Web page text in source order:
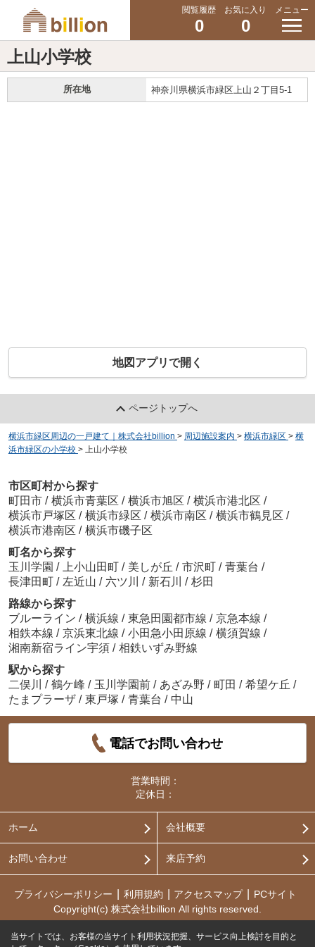
閲覧履歴
0
お気に入り
0
メニュー
上山小学校
所在地 神奈川県横浜市緑区上山２丁目5-1
地図アプリで開く
ページトップへ
横浜市緑区周辺の一戸建て｜株式会社billion > 周辺施設案内 > 横浜市緑区 > 横
浜市緑区の小学校 > 上山小学校
市区町村から探す
町田市 / 横浜市青葉区 / 横浜市旭区 / 横浜市港北区 /
横浜市戸塚区 / 横浜市緑区 / 横浜市南区 / 横浜市鶴見区 /
横浜市港南区 / 横浜市磯子区
町名から探す
玉川学園 / 上小山田町 / 美しが丘 / 市沢町 / 青葉台 /
長津田町 / 左近山 / 六ツ川 / 新石川 / 杉田
路線から探す
ブルーライン / 横浜線 / 東急田園都市線 / 京急本線 /
相鉄本線 / 京浜東北線 / 小田急小田原線 / 横須賀線 /
湘南新宿ライン宇須 / 相鉄いずみ野線
駅から探す
二俣川
/ 鶴ケ峰 / 玉川学園前 / あざみ野 / 町田 / 希望ケ丘 /
たまプラーザ / 東戸塚 / 青葉台 / 中山
電話でお問い合わせ
営業時間：
定休日：
ホーム 会社概要
お問い合わせ 来店予約
プライバシーポリシー 利用規約 アクセスマップ
PCサイト
Copyright(c) 株式会社billion All rights reserved.
当サイトでは、お客様の当サイト利用状況把握、サービス向上検討を目的と